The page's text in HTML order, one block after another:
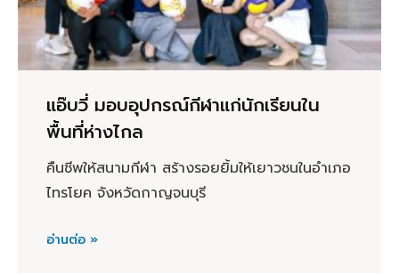
แอ๊บวี่ มอบอุปกรณ์กีฬาแก่นักเรียนใน
พื้นที่ห่างไกล
คืนชีพให้สนามกีฬา สร้างรอยยิ้มให้เยาวชนในอำเภอ
ไทรโยค จังหวัดกาญจนบุรี
อ่านต่อ »